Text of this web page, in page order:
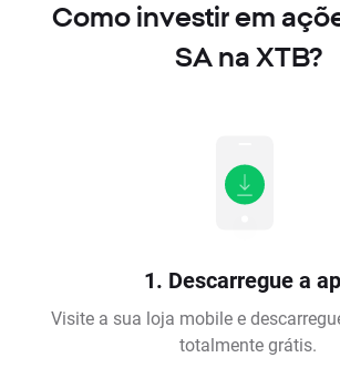
Como investir em
SA na XTB?
1. Descarregue a
Visite a sua loja mobile e
totalmente grátis.